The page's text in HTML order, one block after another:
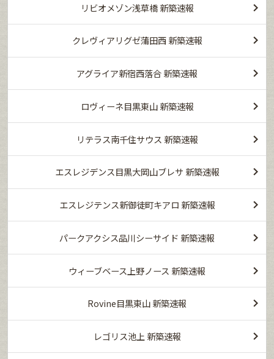
リビオメゾン浅草橋 新築速報
クレヴィアリグゼ蒲田西 新築速報
アグライア新宿西落合 新築速報
ロヴィーネ目黒東山 新築速報
リテラス南千住サウス 新築速報
エスレジデンス目黒大岡山ブレサ 新築速報
エスレジテンス新御徒町キアロ 新築速報
パークアクシス品川シーサイド 新築速報
ウィーブベース上野ノース 新築速報
Rovine目黒東山 新築速報
レゴリス池上 新築速報